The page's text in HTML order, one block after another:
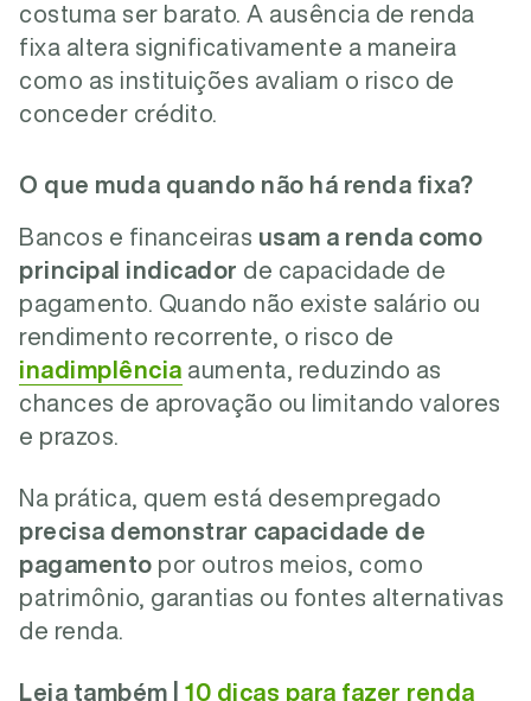
costuma ser barato. A ausência de renda
fixa altera significativamente a maneira
como as instituições avaliam o risco de
conceder crédito.
O que muda quando não há renda fixa?
Bancos e financeiras usam a renda como
principal indicador de capacidade de
pagamento. Quando não existe salário ou
rendimento recorrente, o risco de
inadimplência aumenta, reduzindo as
chances de aprovação ou limitando valores
e prazos.
Na prática, quem está desempregado
precisa demonstrar capacidade de
pagamento por outros meios, como
patrimônio, garantias ou fontes alternativas
de renda.
Leia também | 10 dicas para fazer renda